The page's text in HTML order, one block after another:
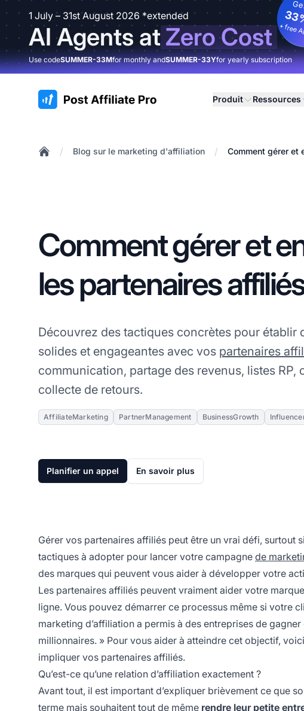
1 July – 31st August 2026 *extended
AI Agents atZero Cost + free
Use codeSUMMER-33Mfor monthly andSUMMER-33Yfor yearly subscription
:site.title Produit Ressources
/ Blog sur le marketing d'affiliation / Comment gérer et
Comment gérer et
les partenaires
Découvrez des tactiques concrètes pour établir
solides et engageantes avec vos partenaires
communication, partage des revenus, listes RP,
collecte de retours.
AffiliateMarketing PartnerManagement BusinessGrowth
Planifier un appel En savoir plus
Gérer vos partenaires affiliés peut être un vrai défi, surtout
tactiques à adopter pour lancer votre campagne de
des marques qui peuvent vous aider à développer votre
Les partenaires affiliés peuvent vraiment aider votre
ligne. Vous pouvez démarrer ce processus même si votre
marketing d’affiliation a permis à des entreprises de
millionnaires. » Pour vous aider à atteindre cet objectif,
impliquer vos partenaires affiliés.
Qu’est-ce qu’une relation d’affiliation exactement ?
Avant tout, il est important d’expliquer brièvement ce que
terme mais souhaitent tout de même rendre leur petite